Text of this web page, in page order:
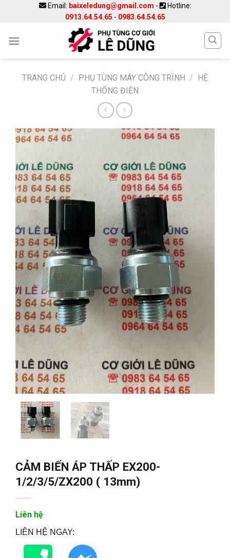
Email: baixeledung@gmail.com -
Hotline:
0913.64.54.65 - 0983.64.54.65
TRANG CHỦ / PHỤ TÙNG MÁY CÔNG TRÌNH / HỆ
THỐNG ĐIỆN
CẢM BIẾN ÁP THẤP EX200-
1/2/3/5/ZX200 ( 13mm)
Liên hệ
LIÊN HỆ NGAY: